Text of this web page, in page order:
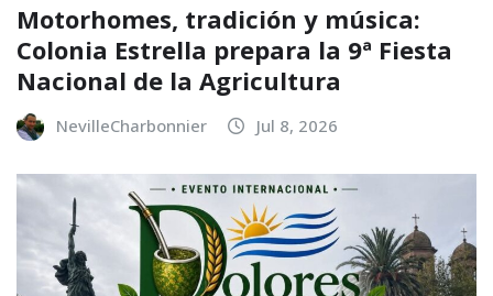
Motorhomes, tradición y música:
Colonia Estrella prepara la 9ª Fiesta
Nacional de la Agricultura
NevilleCharbonnier Jul 8, 2026